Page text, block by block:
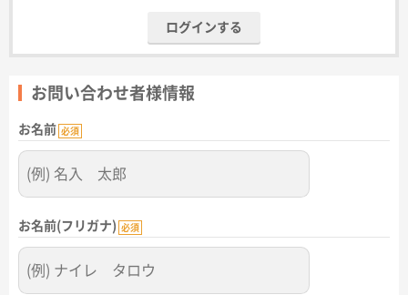
名入れグループサイト
ログインする
お問い合わせ者様情報
お名前 必須
お名前(フリガナ) 必須